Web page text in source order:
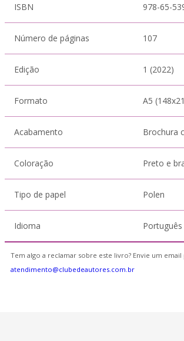
ISBN 978-65-
Número de páginas 107
Edição 1 (2022)
Formato A5
Acabamento Brochura
Coloração Preto e
Tipo de papel Polen
Idioma Português
Tem algo a reclamar sobre este livro? Envie um email
atendimento@clubedeautores.com.br